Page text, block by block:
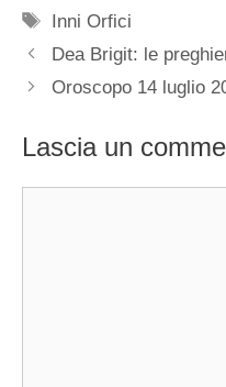
Tag
Inni Orfici
Dea Brigit: le
Oroscopo 14 luglio
Lascia un